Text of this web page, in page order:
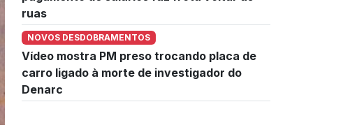
ruas
NOVOS DESDOBRAMENTOS
Vídeo mostra PM preso trocando placa de
carro ligado à morte de investigador do
Denarc